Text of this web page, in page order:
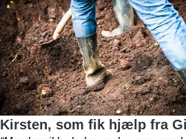
Kirsten, som fik hjælp fra